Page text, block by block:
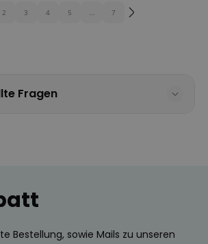
2 3 4 5 ... 7
Fragen
Bestellung, sowie Mails zu unseren